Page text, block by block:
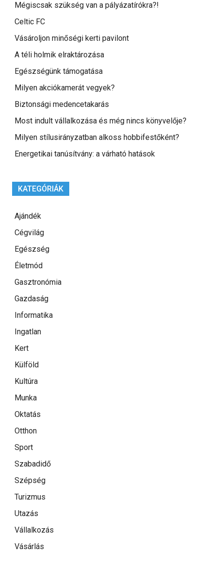
Mégiscsak szükség van a pályázatírókra?!
Celtic FC
Vásároljon minőségi kerti pavilont
A téli holmik elraktározása
Egészségünk támogatása
Milyen akciókamerát vegyek?
Biztonsági medencetakarás
Most indult vállalkozása és még nincs könyvelője?
Milyen stílusirányzatban alkoss hobbifestőként?
Energetikai tanúsítvány: a várható hatások
KATEGÓRIÁK
Ajándék
Cégvilág
Egészség
Életmód
Gasztronómia
Gazdaság
Informatika
Ingatlan
Kert
Külföld
Kultúra
Munka
Oktatás
Otthon
Sport
Szabadidő
Szépség
Turizmus
Utazás
Vállalkozás
Vásárlás